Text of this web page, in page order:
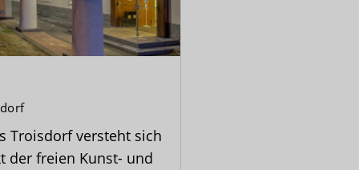
Troisdorf versteht sich
der freien Kunst- und